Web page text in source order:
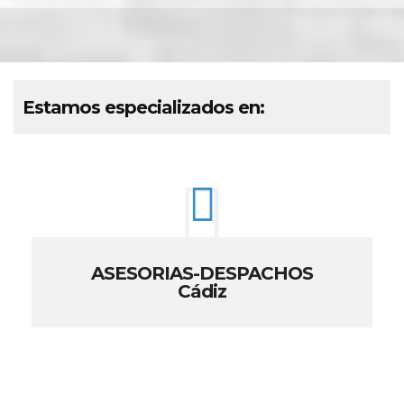
Estamos especializados en:
ASESORIAS-DESPACHOS
Cádiz